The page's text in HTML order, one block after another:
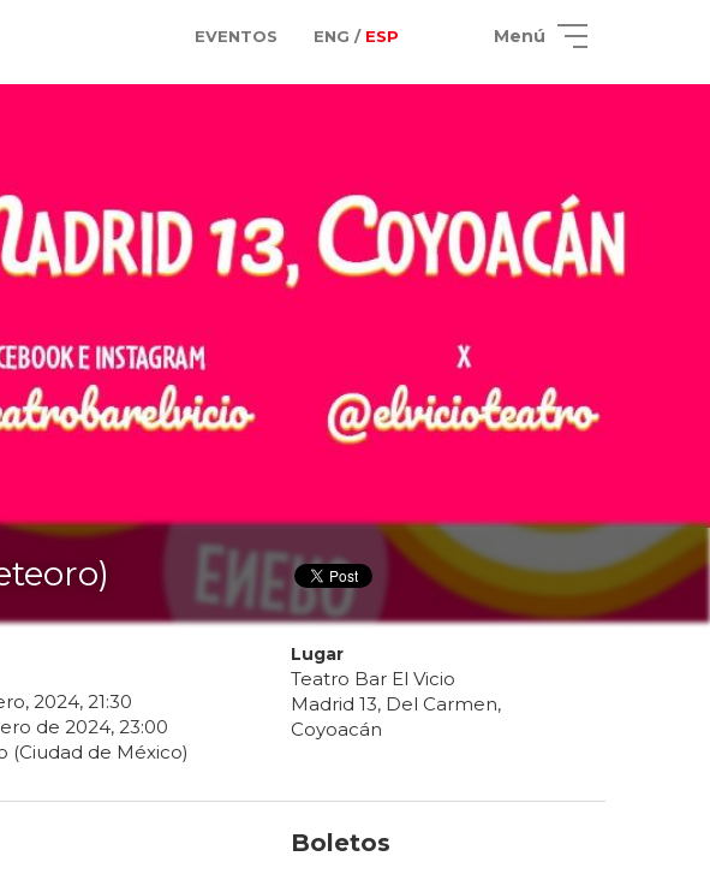
EVENTOS ENG / ESP Menú
, 2024, 21:30
de 2024, 23:00
(Ciudad de México)
Lugar
Teatro Bar El Vicio
Madrid 13, Del Carmen,
Coyoacán
Boletos